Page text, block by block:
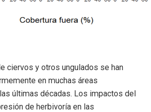
ciervos y otros ungulados se han
en muchas áreas
últimas décadas. Los impactos del
de herbivoría en las